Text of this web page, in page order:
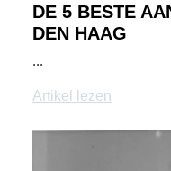
DE 5 BESTE
DEN HAAG
...
Artikel lezen